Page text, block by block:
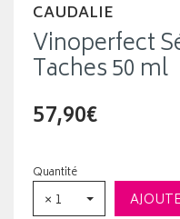
CAUDALIE
Vinoperfect
Taches 50 ml
57,90€
Quantité
× 1